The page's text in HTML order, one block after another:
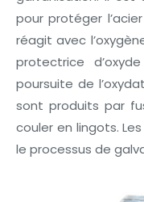
pour protéger
réagit avec
protectrice
poursuite de
sont produits par
couler en lingots.
le processus de